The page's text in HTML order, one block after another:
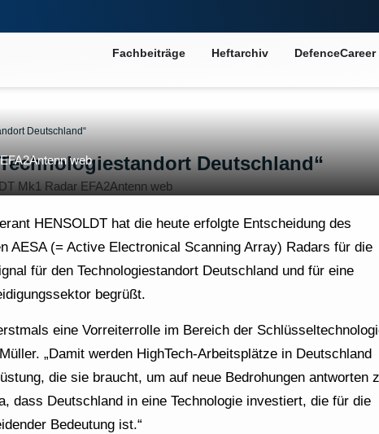
Fachbeiträge Heftarchiv DefenceCareer
Deutschland“
Deutschland“
web
HENSOLDT hat die heute erfolgte Entscheidung des
AESA (= Active Electronical Scanning Array) Radars für die
für den Technologiestandort Deutschland und für eine
begrüßt.
eine Vorreiterrolle im Bereich der
„Damit werden HighTech-Arbeitsplätze in Deutschland
die sie braucht, um auf neue Bedrohungen antworten
dass Deutschland in eine Technologie investiert, die für die
Bedeutung ist.“